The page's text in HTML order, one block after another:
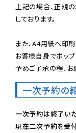
上記の場合、正規
しております。
また、A4用紙へ印
お客様自身でポップ
予めご了承の程、お
一次予約の
一次予約は終了いた
現在二次予約を受付